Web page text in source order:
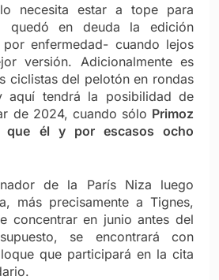
necesita estar a tope para
quedó en deuda la edición
enfermedad- cuando lejos
versión. Adicionalmente es
ciclistas del pelotón en rondas
aquí tendrá la posibilidad de
de 2024, cuando sólo Primoz
que él y por escasos ocho
de la París Niza luego
más precisamente a Tignes,
concentrar en junio antes del
se encontrará con
que participará en la cita